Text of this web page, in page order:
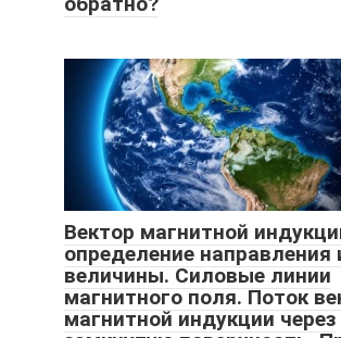
Вектор магнитной
определение направления
величины. Силовые линии
магнитного поля. Поток
магнитной индукции через